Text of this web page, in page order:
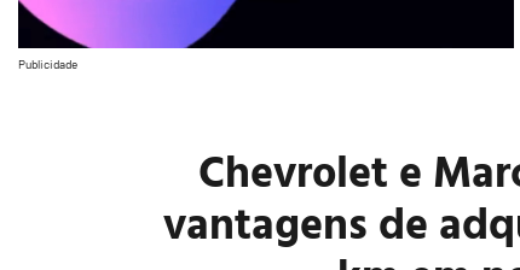
Publicidade
Chevrolet e
vantagens de